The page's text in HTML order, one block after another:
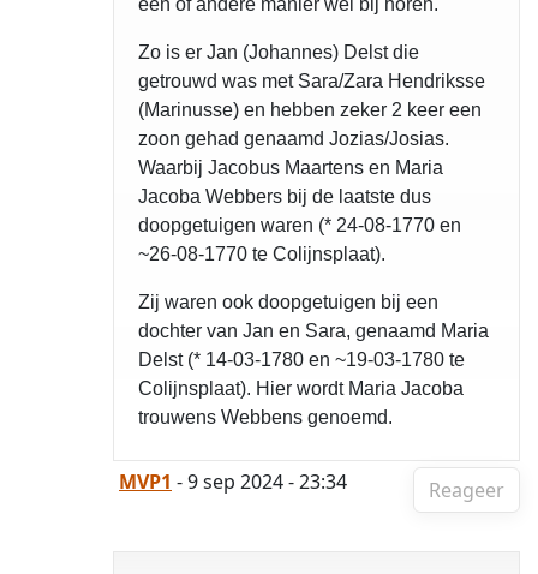
een of andere manier wel bij horen.
Zo is er Jan (Johannes) Delst die
getrouwd was met Sara/Zara Hendriksse
(Marinusse) en hebben zeker 2 keer een
zoon gehad genaamd Jozias/Josias.
Waarbij Jacobus Maartens en Maria
Jacoba Webbers bij de laatste dus
doopgetuigen waren (* 24-08-1770 en
~26-08-1770 te Colijnsplaat).
Zij waren ook doopgetuigen bij een
dochter van Jan en Sara, genaamd Maria
Delst (* 14-03-1780 en ~19-03-1780 te
Colijnsplaat). Hier wordt Maria Jacoba
trouwens Webbens genoemd.
Reageer
MVP1 - 9 sep 2024 - 23:34